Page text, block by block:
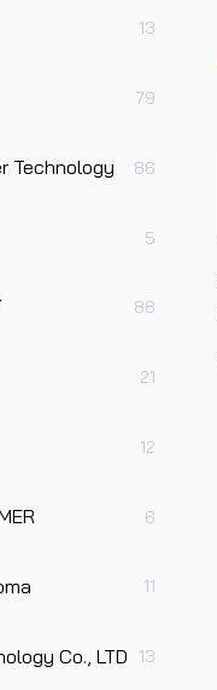
13
79
Technology 86
5
88
21
12
6
11
Co., LTD 13